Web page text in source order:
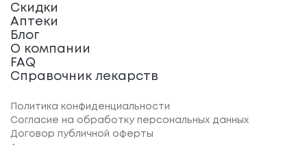
Скидки
Аптеки
Блог
О компании
FAQ
Справочник лекарств
Политика конфиденциальности
Согласие на обработку персональных данных
Договор публичной оферты